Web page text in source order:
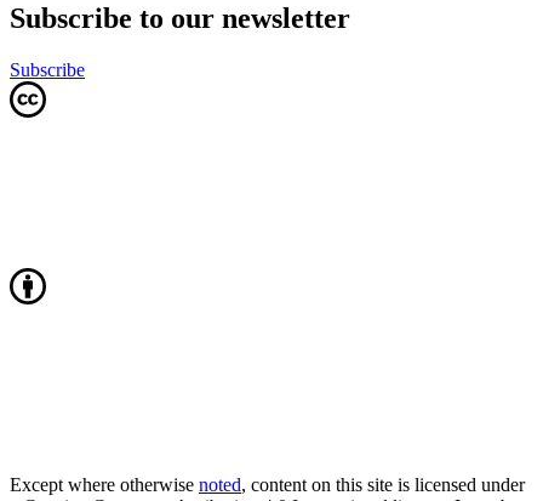
Subscribe to our newsletter
Subscribe
Except where otherwise noted, content on this site is licensed under